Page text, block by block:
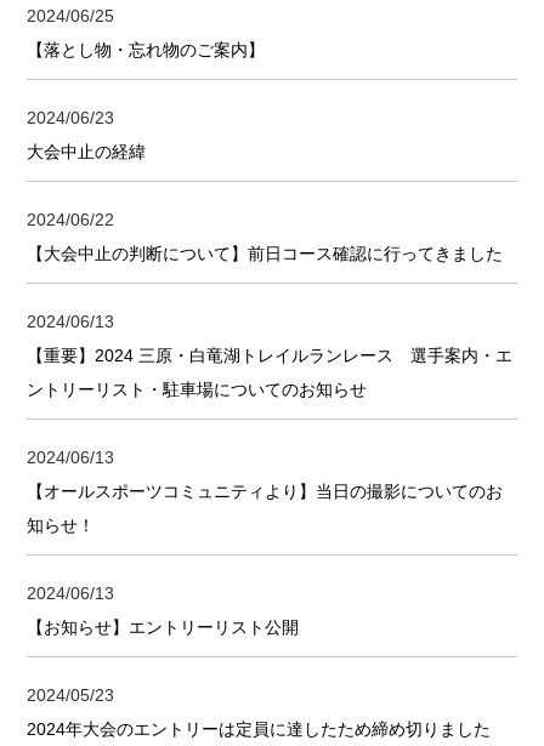
2024/06/25
【落とし物・忘れ物のご案内】
2024/06/23
大会中止の経緯
2024/06/22
【大会中止の判断について】前日コース確認に行ってきました
2024/06/13
【重要】2024 三原・白竜湖トレイルランレース 選手案内・エ
ントリーリスト・駐車場についてのお知らせ
2024/06/13
【オールスポーツコミュニティより】当日の撮影についてのお
知らせ！
2024/06/13
【お知らせ】エントリーリスト公開
2024/05/23
2024年大会のエントリーは定員に達したため締め切りました